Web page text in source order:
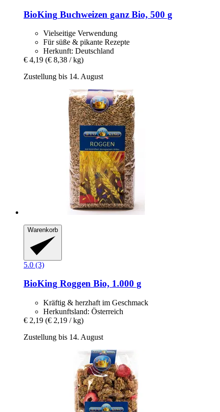
BioKing Buchweizen ganz Bio, 500 g
Vielseitige Verwendung
Für süße & pikante Rezepte
Herkunft: Deutschland
€ 4,19 (€ 8,38 / kg)
Zustellung bis 14. August
Warenkorb
5.0 (3)
BioKing Roggen Bio, 1.000 g
Kräftig & herzhaft im Geschmack
Herkunftsland: Österreich
€ 2,19 (€ 2,19 / kg)
Zustellung bis 14. August